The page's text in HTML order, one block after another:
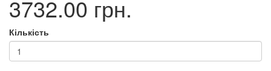
3732.00 грн.
Кількість